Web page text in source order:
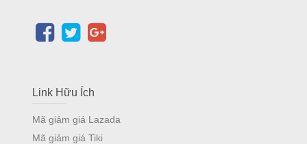
Link Hữu Ích
Mã giảm giá Lazada
Mã giảm giá Tiki